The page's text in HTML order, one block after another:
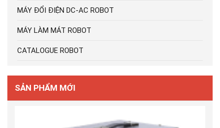
MÁY ĐỔI ĐIỆN DC-AC ROBOT
MÁY LÀM MÁT ROBOT
CATALOGUE ROBOT
SẢN PHẨM MỚI